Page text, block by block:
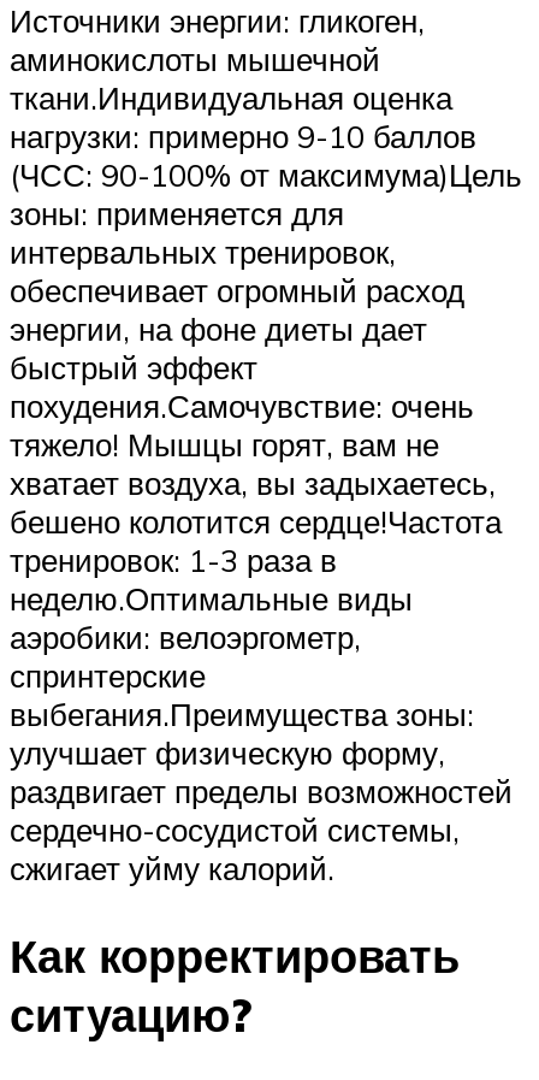
Источники энергии: гликоген,
аминокислоты мышечной
ткани.Индивидуальная оценка
нагрузки: примерно 9-10 баллов
(ЧСС: 90-100% от максимума)Цель
зоны: применяется для
интервальных тренировок,
обеспечивает огромный расход
энергии, на фоне диеты дает
быстрый эффект
похудения.Самочувствие: очень
тяжело! Мышцы горят, вам не
хватает воздуха, вы задыхаетесь,
бешено колотится сердце!Частота
тренировок: 1-3 раза в
неделю.Оптимальные виды
аэробики: велоэргометр,
спринтерские
выбегания.Преимущества зоны:
улучшает физическую форму,
раздвигает пределы возможностей
сердечно-сосудистой системы,
сжигает уйму калорий.
Как корректировать
ситуацию?